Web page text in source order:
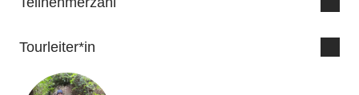
Tourleiter*in